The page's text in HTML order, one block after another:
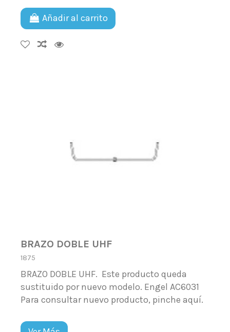
Añadir al carrito
BRAZO DOBLE UHF
1875
BRAZO DOBLE UHF. Este producto queda
sustituido por nuevo modelo. Engel AC6031
Para consultar nuevo producto, pinche aquí.